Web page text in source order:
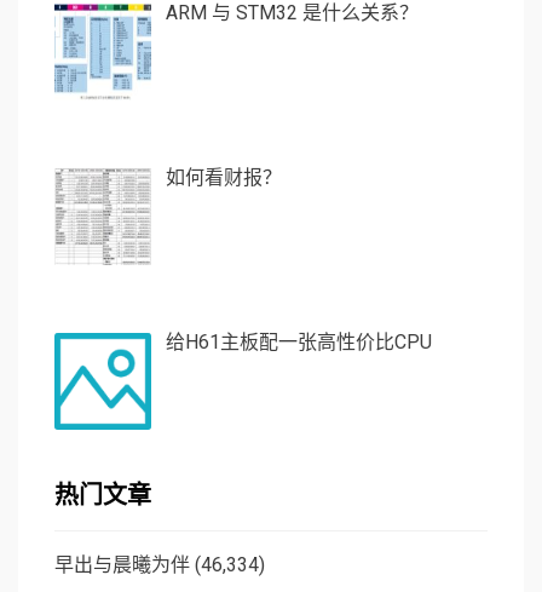
ARM 与 STM32 是什么关系？
如何看财报？
给H61主板配一张高性价比CPU
热门文章
早出与晨曦为伴 (46,334)